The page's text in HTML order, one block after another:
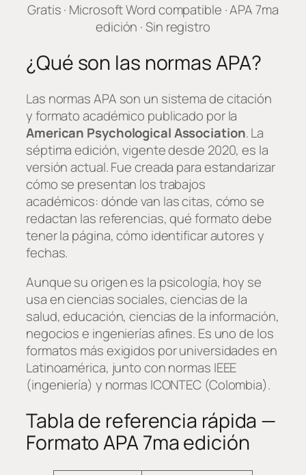
Gratis · Microsoft Word compatible · APA 7ma
edición · Sin registro
¿Qué son las normas APA?
Las normas APA son un sistema de citación
y formato académico publicado por la
American Psychological Association. La
séptima edición, vigente desde 2020, es la
versión actual. Fue creada para estandarizar
cómo se presentan los trabajos
académicos: dónde van las citas, cómo se
redactan las referencias, qué formato debe
tener la página, cómo identificar autores y
fechas.
Aunque su origen es la psicología, hoy se
usa en ciencias sociales, ciencias de la
salud, educación, ciencias de la información,
negocios e ingenierías afines. Es uno de los
formatos más exigidos por universidades en
Latinoamérica, junto con normas IEEE
(ingeniería) y normas ICONTEC (Colombia).
Tabla de referencia rápida —
Formato APA 7ma edición